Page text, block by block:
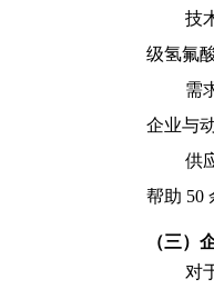
技
级氢氟
需
企业与
供
帮助 50
（三）
对